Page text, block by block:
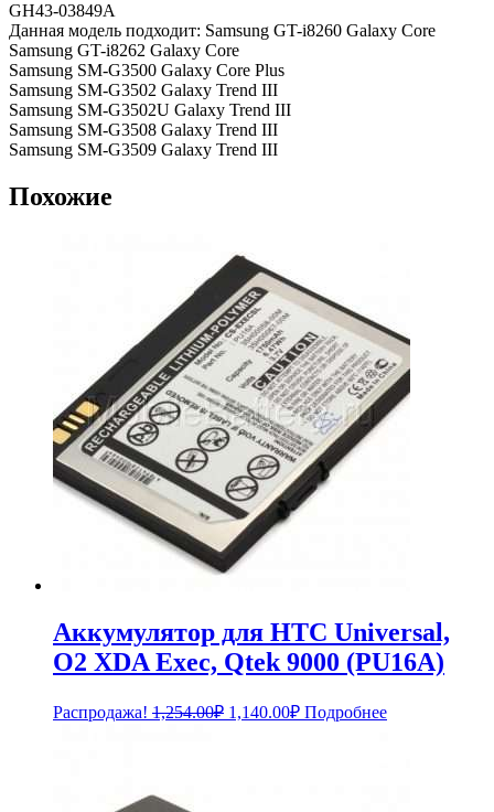
GH43-03849A
Данная модель подходит: Samsung GT-i8260 Galaxy Core
Samsung GT-i8262 Galaxy Core
Samsung SM-G3500 Galaxy Core Plus
Samsung SM-G3502 Galaxy Trend III
Samsung SM-G3502U Galaxy Trend III
Samsung SM-G3508 Galaxy Trend III
Samsung SM-G3509 Galaxy Trend III
Похожие
Аккумулятор для HTC Universal,
O2 XDA Exec, Qtek 9000 (PU16A)
Распродажа! 1,254.00₽ Первоначальная
1,140.00₽Текущая
цена:
Подробнее